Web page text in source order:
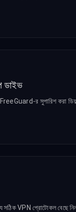
ডাইভ
র সুপারিশ করা
সঠিক VPN প্রোটোকল বেছে